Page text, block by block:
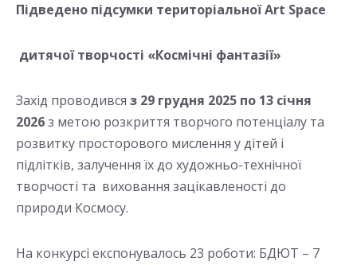
Підведено підсумки територіальноїArt Space
дитячої творчості «Космічні фантазії»
Захід проводився з 29 грудня 2025 по 13 січня
2026з метою розкриття творчого потенціалу та
розвитку просторового мислення у дітей і
підлітків, залучення їх до художньо-технічної
творчості та виховання зацікавленості до
природи Космосу.
На конкурсі експонувалось 23 роботи: БДЮТ – 7